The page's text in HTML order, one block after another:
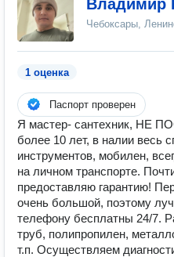
Владимир
Чебоксары,
1 оценка
Паспорт проверен
Я мастер- сантехник, НЕ
более 10 лет, в налии весь
инструментов, мобилен,
на личном транспорте.
предоставляю гарантию!
очень большой, поэтому
телефону бесплатны 24/7.
труб, полипропилен,
т.п. Осуществляем